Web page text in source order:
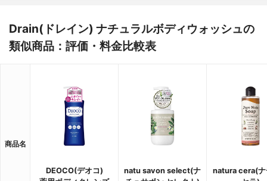
Drain(ドレイン) ナチュラルボディウォッシュの
類似商品：評価・料金比較表
商品名
DEOCO(デオコ)
natu savon select(ナ
natura cera(ナ